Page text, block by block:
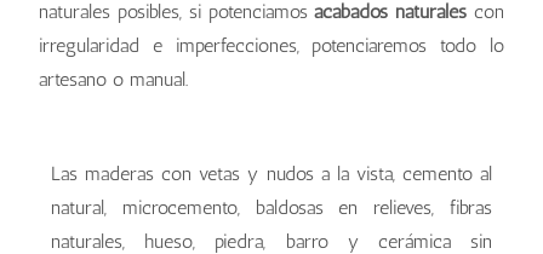
naturales posibles, si potenciamosacabados naturalescon
irregularidad e imperfecciones, potenciaremos todo lo
artesano o manual.
Las maderas con vetas y nudos a la vista, cemento al
natural, microcemento, baldosas en relieves, fibras
naturales, hueso, piedra, barro y cerámica sin